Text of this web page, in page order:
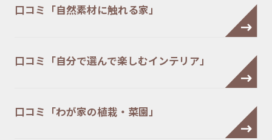
口コミ「自然素材に触れる家」
口コミ「自分で選んで楽しむインテリア」
口コミ「わが家の植栽・菜園」